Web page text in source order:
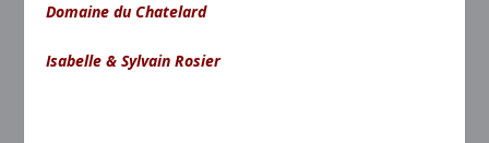
Domaine du Chatelard
Isabelle & Sylvain Rosier